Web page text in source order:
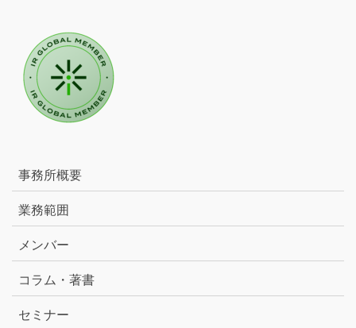
事務所概要
業務範囲
メンバー
コラム・著書
セミナー